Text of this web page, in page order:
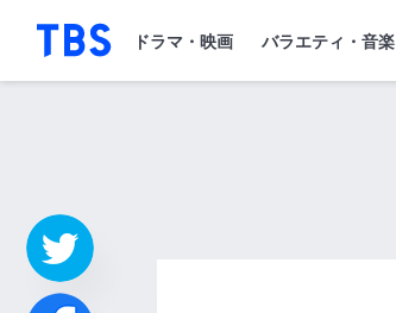
「TBSテレビ」トップページ
ドラマ・映画 バラエティ・音楽